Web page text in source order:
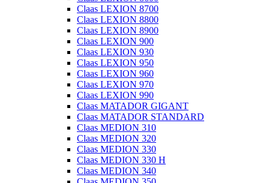
Claas LEXION 8700
Claas LEXION 8800
Claas LEXION 8900
Claas LEXION 900
Claas LEXION 930
Claas LEXION 950
Claas LEXION 960
Claas LEXION 970
Claas LEXION 990
Claas MATADOR GIGANT
Claas MATADOR STANDARD
Claas MEDION 310
Claas MEDION 320
Claas MEDION 330
Claas MEDION 330 H
Claas MEDION 340